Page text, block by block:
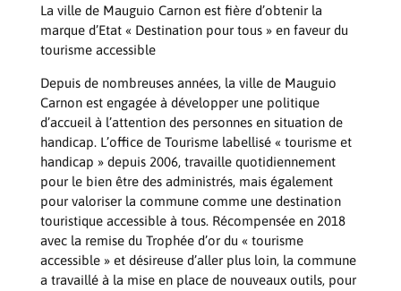
La ville de Mauguio Carnon est fière d’obtenir la
marque d’Etat « Destination pour tous » en faveur du
tourisme accessible
Depuis de nombreuses années, la ville de Mauguio
Carnon est engagée à développer une politique
d’accueil à l’attention des personnes en situation de
handicap. L’office de Tourisme labellisé « tourisme et
handicap » depuis 2006, travaille quotidiennement
pour le bien être des administrés, mais également
pour valoriser la commune comme une destination
touristique accessible à tous. Récompensée en 2018
avec la remise du Trophée d’or du « tourisme
accessible » et désireuse d’aller plus loin, la commune
a travaillé à la mise en place de nouveaux outils, pour